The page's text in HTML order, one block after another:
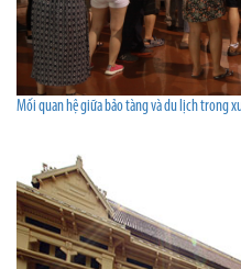
Mối quan hệ giữa bảo tàng và du lịch trong